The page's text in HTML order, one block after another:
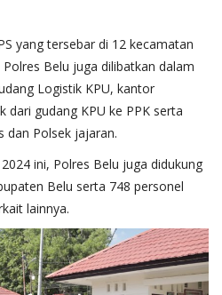
yang tersebar di 12 kecamatan
Belu juga dilibatkan dalam
Logistik KPU, kantor
dari gudang KPU ke PPK serta
dan Polsek jajaran.
ini, Polres Belu juga didukung
Belu serta 748 personel
lainnya.